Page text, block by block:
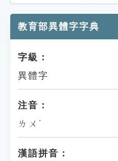
教學應用
貓頭鷹博士
教育部異體字字典
字級：
異體字
注音：
ㄌㄨˊ
漢語拼音：